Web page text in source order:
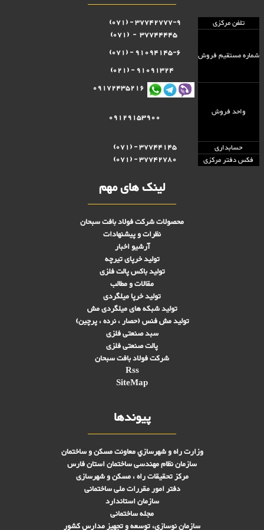
تلفن مرکزی 37742777-9 - (071)
شماره مستقيم فروش
91094145-6 - (071)
واحد فروش
09172435216
حسابداری
37744145 - (071)
فکس دفتر مرکزی
37742780 - (071)
لینک های مهم
محصولات شرکت فولاد بافت سبحان
نظرات و پیشنهادات
آرشیو اخبار
تولید خرپای تیرچه
تولید باکس پالت فلزی
مقالات و مطالب
تولید خرپا میلگردی
تولید شبکه های ميلگردی مش
تولید مش فنس (حصار ، نرده ، پرچین)
سبد صنعتی فلزی
پالت صنعتی فلزی
شرکت فولاد بافت سبحان
Rss
SiteMap
پیوندها
وزارت راه و شهرسازي معاونت مسکن و ساختمان
سازمان نظام مهندسی ساختمان استان فارس
مرکز تحقیقات راه ، مسکن و شهرسازی
دفتر امور مقررات ملی ساختمانی
سازمان استاندارد
مجله ساختمانی
سازمان نوسازی، توسعه و تجهیز مدارس کشور